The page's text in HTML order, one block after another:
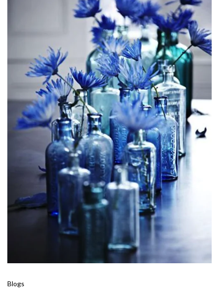
Blogs